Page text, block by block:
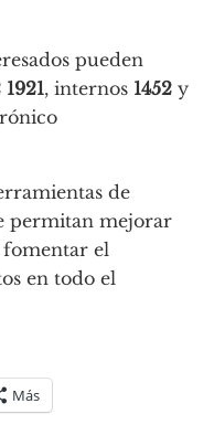
pueden
, internos 1452 y
de
permitan mejorar
fomentar el
en todo el
Más